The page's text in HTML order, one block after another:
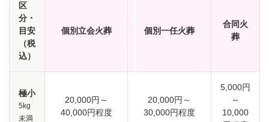
区
分・
目安
（税
込）
個別立会火葬 個別一任火葬
合同火
葬
極小
5kg
未満
20,000円～
40,000円程度
20,000円～
30,000円程度
5,000円
～
10,000